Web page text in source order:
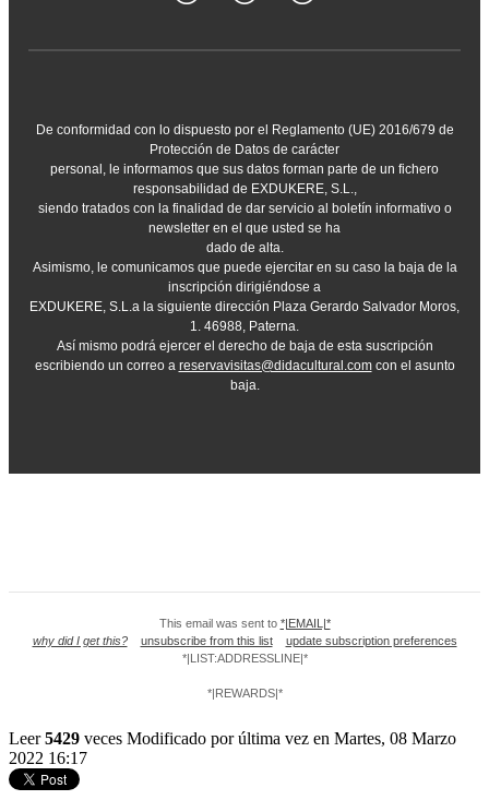
De conformidad con lo dispuesto por el Reglamento (UE) 2016/679 de
Protección de Datos de carácter
personal, le informamos que sus datos forman parte de un fichero
responsabilidad de EXDUKERE, S.L.,
siendo tratados con la finalidad de dar servicio al boletín informativo o
newsletter en el que usted se ha
dado de alta.
Asimismo, le comunicamos que puede ejercitar en su caso la baja de la
inscripción dirigiéndose a
EXDUKERE, S.L.a la siguiente dirección Plaza Gerardo Salvador Moros,
1. 46988, Paterna.
Así mismo podrá ejercer el derecho de baja de esta suscripción
escribiendo un correo a reservavisitas@didacultural.comcon el asunto
baja.
This email was sent to *|EMAIL|*
why did I get this?
unsubscribe from this list
update subscription preferences
*|LIST:ADDRESSLINE|*
*|REWARDS|*
Leer5429 veces Modificado por última vez en Martes, 08 Marzo
2022 16:17